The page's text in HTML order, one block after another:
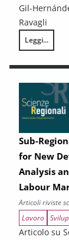
Gil-
Ravagli
Leggi...
Positive
Sub-
for New
Analysis
Labour
Articoli riviste
Lavoro
Articolo su